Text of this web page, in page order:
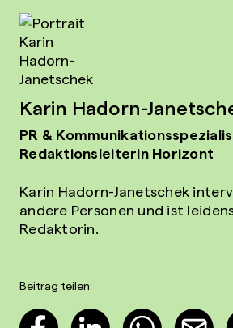
Karin Hadorn-
PR &
Redaktionsleiterin Horizont
Karin Hadorn-Janetschek
andere Personen und ist
Redaktorin.
Beitrag teilen: